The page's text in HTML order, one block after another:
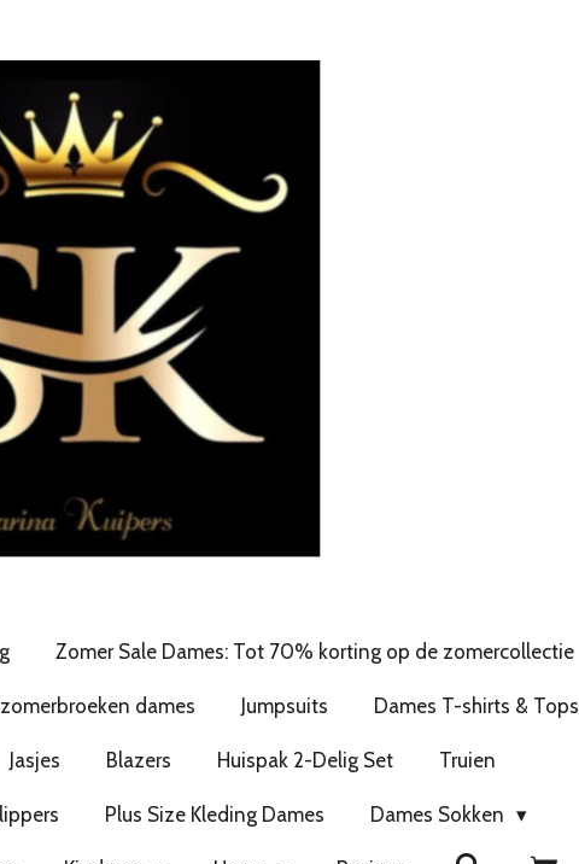
Zomer Sale Dames: Tot 70% korting op de zomercollectie
dames Jumpsuits Dames T-shirts & Tops
Jasjes Blazers Huispak 2-Delig Set Truien
Plus Size Kleding Dames Dames Sokken